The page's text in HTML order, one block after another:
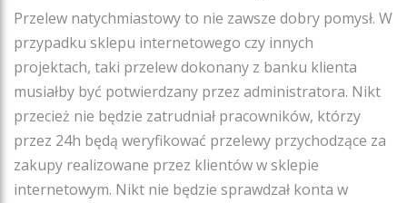
Przelew natychmiastowy to nie zawsze dobry pomysł. W
przypadku sklepu internetowego czy innych
projektach, taki przelew dokonany z banku klienta
musiałby być potwierdzany przez administratora. Nikt
przecież nie będzie zatrudniał pracowników, którzy
przez 24h będą weryfikować przelewy przychodzące za
zakupy realizowane przez klientów w sklepie
internetowym. Nikt nie będzie sprawdzał konta w